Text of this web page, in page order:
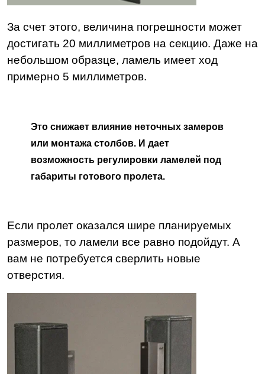
За счет этого, величина погрешности может
достигать 20 миллиметров на секцию. Даже на
небольшом образце, ламель имеет ход
примерно 5 миллиметров.
Это снижает влияние неточных замеров
или монтажа столбов. И дает
возможность регулировки ламелей под
габариты готового пролета.
Если пролет оказался шире планируемых
размеров, то ламели все равно подойдут. А
вам не потребуется сверлить новые
отверстия.